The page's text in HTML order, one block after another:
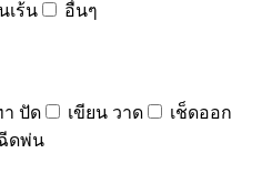
เร้น อื่นๆ
า ปัด เขียน วาด
เช็ดออก
ดพ่น